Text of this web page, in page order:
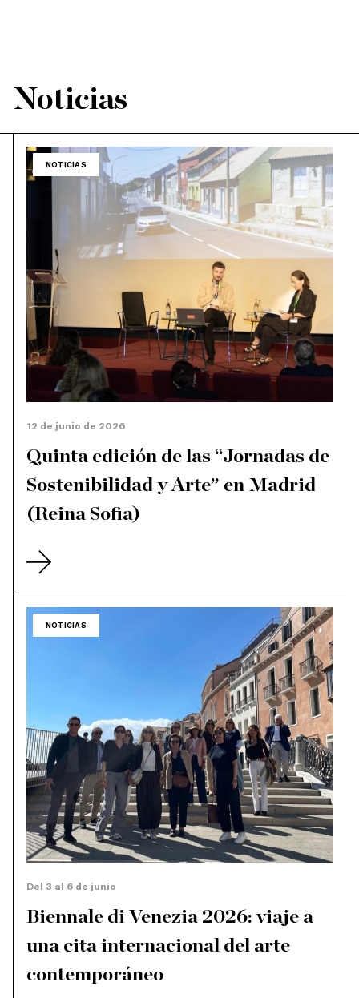
Noticias
NOTICIAS
12 de junio de 2026
Quinta edición de las “Jornadas de
Sostenibilidad y Arte” en Madrid
(Reina Sofia)
NOTICIAS
Del 3 al 6 de junio
Biennale di Venezia 2026: viaje a
una cita internacional del arte
contemporáneo